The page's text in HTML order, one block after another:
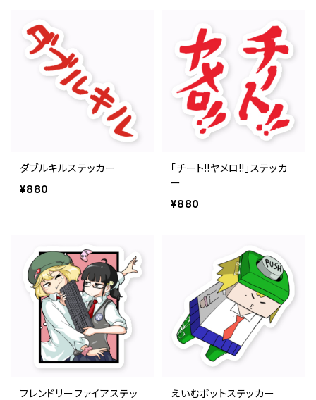
ダブルキルステッカー
¥880
「チート!!ヤメロ!!」ステッカ
ー
¥880
フレンドリーファイアステッ
えいむボットステッカー